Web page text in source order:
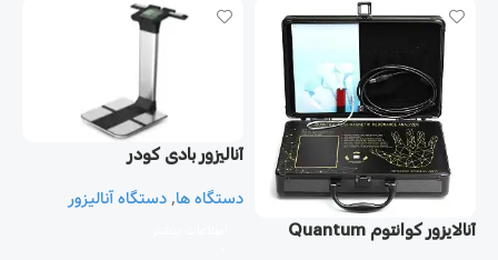
آنالایزور کوانتوم Quantum
آنالیزور بادی کودر
دستگاه ها,دستگاه آنالیزور